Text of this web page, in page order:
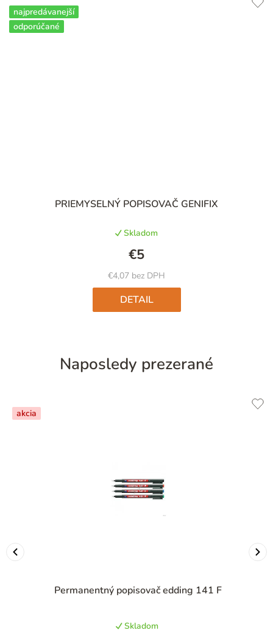
najpredávanejší
odporúčané
PRIEMYSELNÝ POPISOVAČ GENIFIX
Priemerné
hodnotenie
je
4,5
z
5
hviezdičiek.
Skladom
€4,07 bez DPH
€5
DETAIL
Naposledy prezerané
akcia
Permanentný popisovač edding 141 F
Skladom